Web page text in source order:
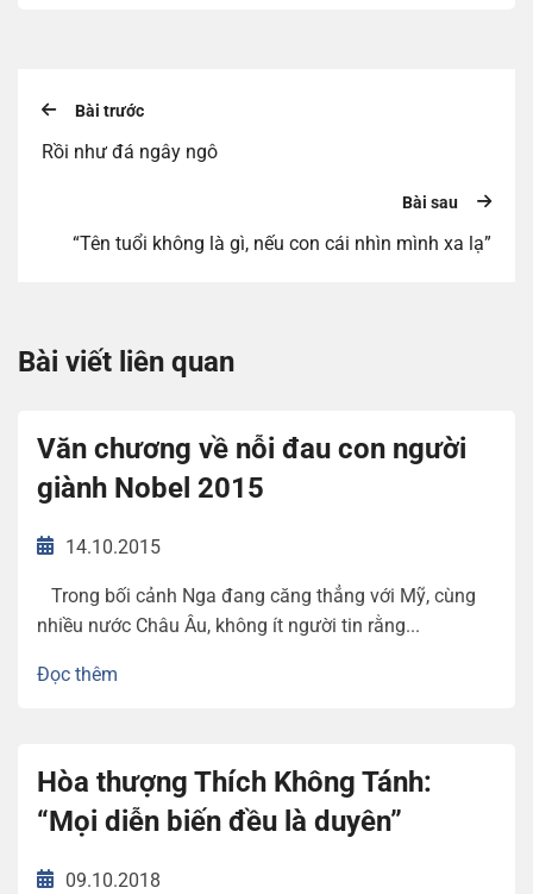
Bài trước
Rồi như đá ngây ngô
Bài sau
“Tên tuổi không là gì, nếu con cái nhìn mình xa lạ”
Bài viết liên quan
Văn chương về nỗi đau con người
giành Nobel 2015
14.10.2015
Trong bối cảnh Nga đang căng thẳng với Mỹ, cùng
nhiều nước Châu Âu, không ít người tin rằng...
Đọc thêm
Hòa thượng Thích Không Tánh:
“Mọi diễn biến đều là duyên”
09.10.2018